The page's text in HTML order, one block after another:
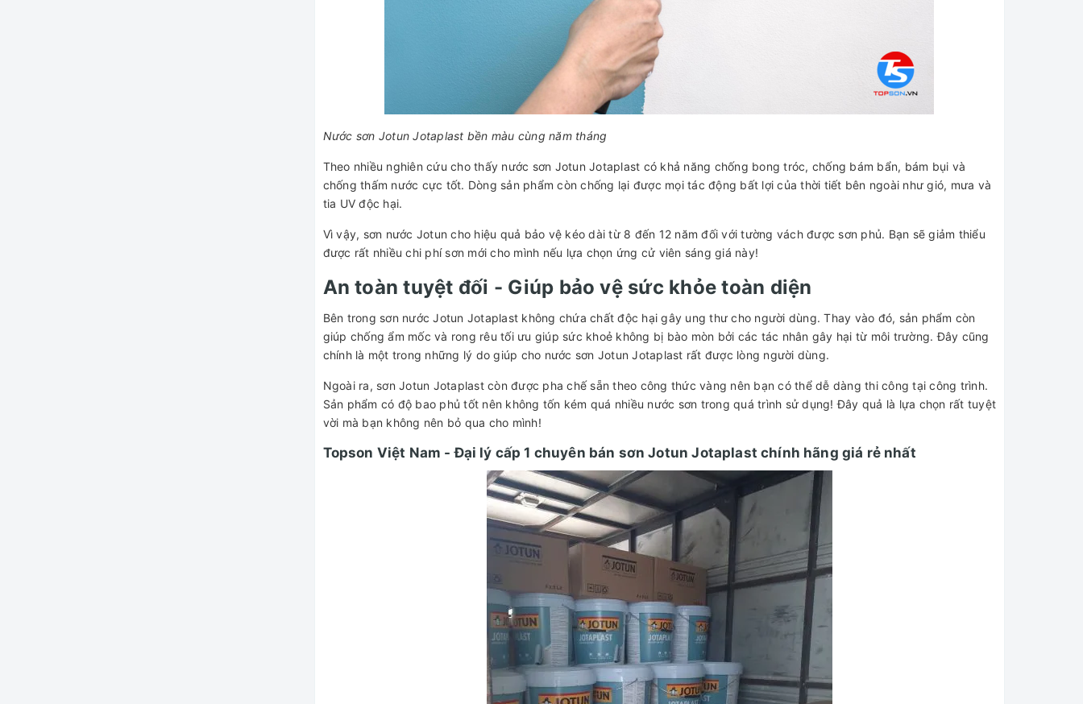
Nước sơn Jotun Jotaplast bền màu cùng năm tháng
Theo nhiều nghiên cứu cho thấy nước sơn Jotun Jotaplast có khả năng chống bong tróc, chống bám bẩn, bám bụi và
chống thấm nước cực tốt. Dòng sản phẩm còn chống lại được mọi tác động bất lợi của thời tiết bên ngoài như gió, mưa và
tia UV độc hại.
Vì vậy, sơn nước Jotun cho hiệu quả bảo vệ kéo dài từ 8 đến 12 năm đối với tường vách được sơn phủ. Bạn sẽ giảm thiểu
được rất nhiều chi phí sơn mới cho mình nếu lựa chọn ứng cử viên sáng giá này!
An toàn tuyệt đối - Giúp bảo vệ sức khỏe toàn diện
Bên trong sơn nước Jotun Jotaplast không chứa chất độc hại gây ung thư cho người dùng. Thay vào đó, sản phẩm còn
giúp chống ẩm mốc và rong rêu tối ưu giúp sức khoẻ không bị bào mòn bởi các tác nhân gây hại từ môi trường. Đây cũng
chính là một trong những lý do giúp cho nước sơn Jotun Jotaplast rất được lòng người dùng.
Ngoài ra, sơn Jotun Jotaplast còn được pha chế sẵn theo công thức vàng nên bạn có thể dễ dàng thi công tại công trình.
Sản phẩm có độ bao phủ tốt nên không tốn kém quá nhiều nước sơn trong quá trình sử dụng! Đây quả là lựa chọn rất tuyệt
vời mà bạn không nên bỏ qua cho mình!
Topson Việt Nam - Đại lý cấp 1 chuyên bán sơn Jotun Jotaplast chính hãng giá rẻ nhất